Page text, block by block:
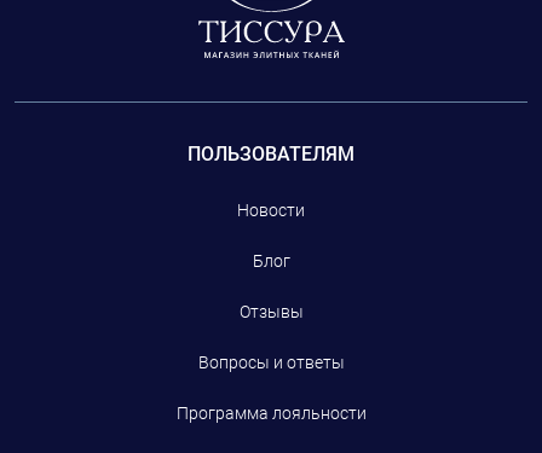
ПОЛЬЗОВАТЕЛЯМ
Новости
Блог
Отзывы
Вопросы и ответы
Программа лояльности